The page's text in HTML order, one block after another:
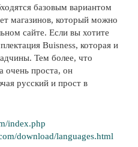
базовым вариантом
магазинов, который можно
сайте. Если вы хотите
Buisness, которая и
Тем более, что
очень проста, он
русский и прост в
index.php
download/languages.html